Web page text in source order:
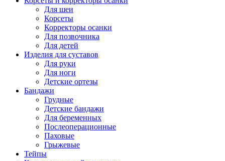
Для шеи
Корсеты
Корректоры осанки
Для позвочника
Для детей
Изделия для суставов
Для руки
Для ноги
Детские ортезы
Бандажи
Грудные
Детские бандажи
Для беременных
Послеоперационные
Паховые
Грыжевые
Тейпы